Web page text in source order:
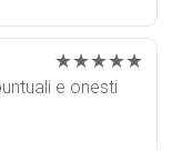
★★★★★
e onesti